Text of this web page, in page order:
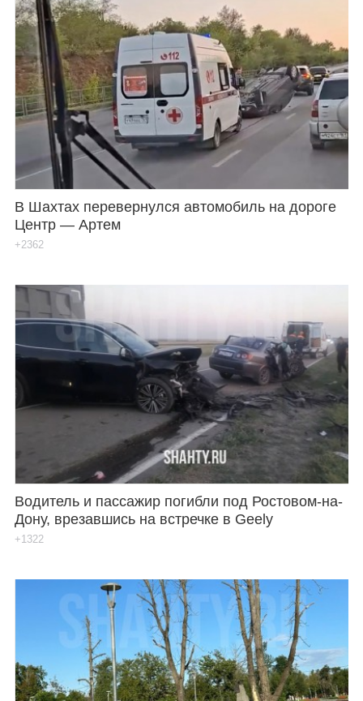
В Шахтах перевернулся автомобиль на дороге
Центр — Артем
+2362
Водитель и пассажир погибли под Ростовом-на-
Дону, врезавшись на встречке в Geely
+1322